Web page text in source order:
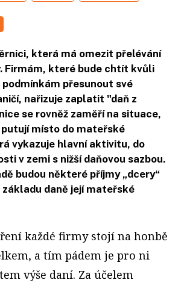
která má omezit přelévání
Firmám, které bude chtít kvůli
přesunout své
nařizuje zaplatit "daň z
se rovněž zaměří na situace,
místo do mateřské
vykazuje hlavní aktivitu, do
v zemi s nižší daňovou sazbou.
budou některé příjmy „dcery“
daně její mateřské
každé firmy stojí na honbě
a tím pádem je pro ni
výše daní. Za účelem